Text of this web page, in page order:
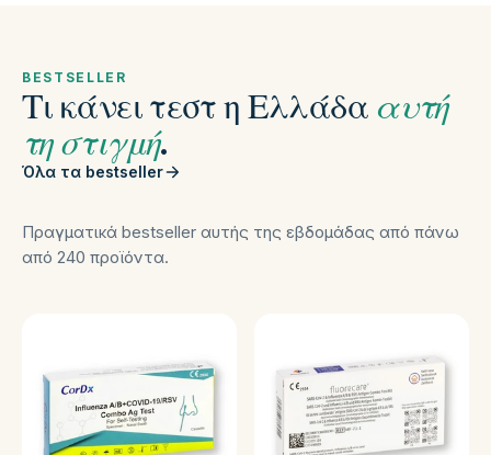
BESTSELLER
Τι κάνει τεστ η Ελλάδα αυτή
τη στιγμή.
Όλα τα bestseller
Πραγματικά bestseller αυτής της εβδομάδας από πάνω
από 240 προϊόντα.